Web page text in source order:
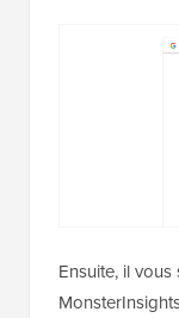
Ensuite, il